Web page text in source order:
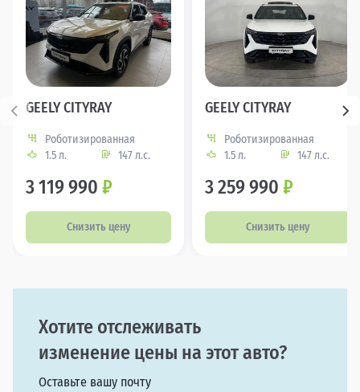
GEELY CITYRAY
Роботизированная
1.5 л.
147 л.с.
3 119 990 ₽
Снизить цену
GEELY CITYRAY
Роботизированная
1.5 л.
147 л.с.
3 259 990 ₽
Снизить цену
Хотите отслеживать
изменение цены на этот авто?
Оставьте вашу почту